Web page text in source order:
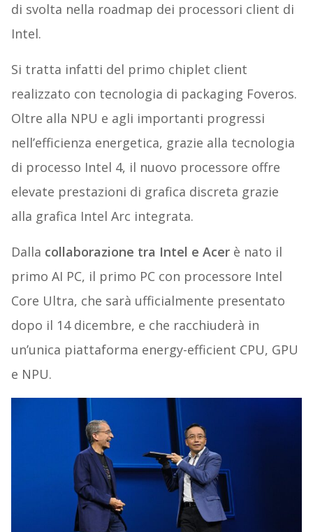
di svolta nella roadmap dei processori client di
Intel.
Si tratta infatti del primo chiplet client
realizzato con tecnologia di packaging Foveros.
Oltre alla NPU e agli importanti progressi
nell’efficienza energetica, grazie alla tecnologia
di processo Intel 4, il nuovo processore offre
elevate prestazioni di grafica discreta grazie
alla grafica Intel Arc integrata.
Dalla collaborazione tra Intel e Acerè nato il
primo AI PC, il primo PC con processore Intel
Core Ultra, che sarà ufficialmente presentato
dopo il 14 dicembre, e che racchiuderà in
un’unica piattaforma energy-efficient CPU, GPU
e NPU.